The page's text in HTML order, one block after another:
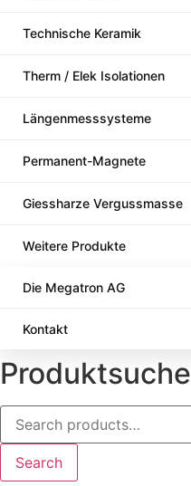
Technische Keramik
Therm / Elek Isolationen
Längenmesssysteme
Permanent-Magnete
Giessharze Vergussmasse
Weitere Produkte
Die Megatron AG
Kontakt
Produktsuche
Search
for:
Search